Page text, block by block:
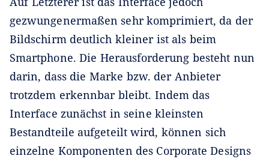
gezwungenermaßen sehr komprimiert, da der
Bildschirm deutlich kleiner ist als beim
Smartphone. Die Herausforderung besteht nun
darin, dass die Marke bzw. der Anbieter
trotzdem erkennbar bleibt. Indem das
Interface zunächst in seine kleinsten
Bestandteile aufgeteilt wird, können sich
einzelne Komponenten des Corporate Designs